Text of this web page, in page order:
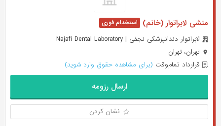
منشی لابراتوار (خانم)
لابراتوار دندانپزشکی نجفی | Najafi Dental Laboratory
تهران، تهران
قرارداد تمام‌وقت (برای مشاهده حقوق وارد شوید)
ارسال رزومه
نشان کردن